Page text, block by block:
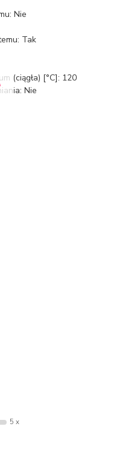
Nie
Tak
(ciągła) [°C]: 120
Nie
5 x